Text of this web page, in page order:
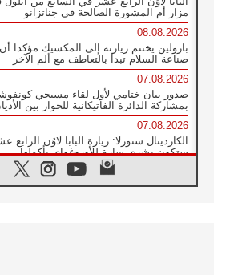
مزار أم المشورة الصالحة في جناتزانو
08.08.2026
بارولين يختتم زيارته إلى المكسيك مؤكدا أن
صناعة السلام تبدأ بالتعاطف مع ألم الآخر
07.08.2026
صدور بيان ختامي لأول لقاء مسيحي
بمشاركة الدائرة الفاتيكانية للحوار بين
07.08.2026
الكاردينال ستورلا: زيارة البابا لاوُن الرابع
ستكون بشرى سارة للأوروغواي بأكملها
الفاتيكان يعلن برنامج الزيارة الرسولية